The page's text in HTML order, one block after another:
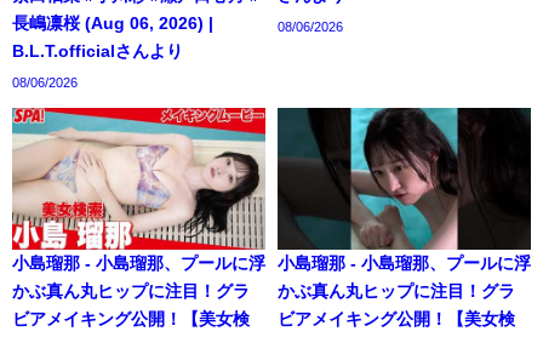
長嶋凛桜 (Aug 06, 2026) |
B.L.T.officialさんより
08/06/2026
08/06/2026
小島瑠那 - 小島瑠那、プールに浮
かぶ真ん丸ヒップに注目！グラ
ビアメイキング公開！【美女検
小島瑠那 - 小島瑠那、プールに浮
かぶ真ん丸ヒップに注目！グラ
ビアメイキング公開！【美女検